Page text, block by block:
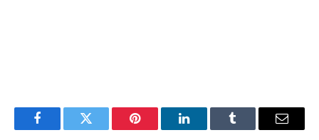
FacebookTwitter Pinterest LinkedInTumblr Email